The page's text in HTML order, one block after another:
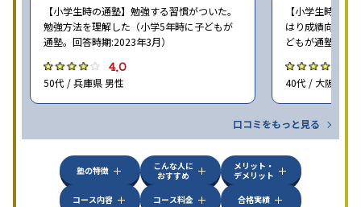
【小学生時の通塾】勉強する習慣がついた。
勉強方法を理解した（小学5年時に子どもが
通塾。回答時期:2023年3月）
4.0
50代 / 兵庫県 男性
【小学生時の通
はり成績向上に
どもが通塾。回
40代 / 大阪府 女
口コミをもっと見る
塾の特徴
こんな人に
おすすめ
メリット・
デメリット
コース内容
コース料金 合格実績